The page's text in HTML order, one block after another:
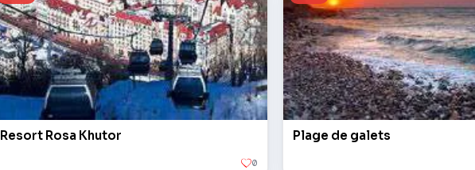
Resort Rosa Khutor
0
Plage de galets